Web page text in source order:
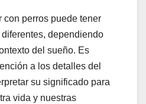
con perros puede tener
dependiendo
del sueño. Es
a los detalles del
su significado para
vida y nuestras